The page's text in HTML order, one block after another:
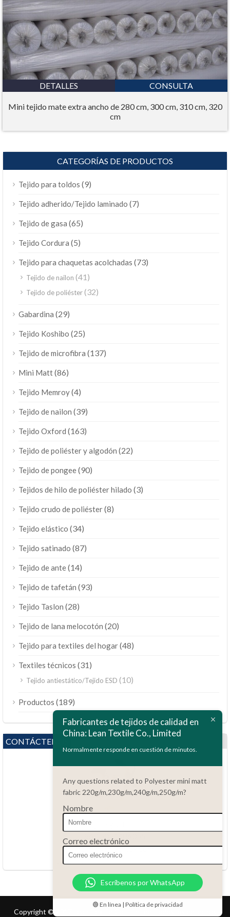
DETALLES CONSULTA
Mini tejido mate extra ancho de 280 cm, 300 cm, 310 cm, 320
cm
CATEGORÍAS DE PRODUCTOS
Tejido para toldos (9)
Tejido adherido/Tejido laminado (7)
Tejido de gasa (65)
Tejido Cordura (5)
Tejido para chaquetas acolchadas (73)
Tejido de nailon (41)
Tejido de poliéster(32)
Gabardina (29)
Tejido Koshibo (25)
Tejido de microfibra (137)
Mini Matt(86)
Tejido Memroy(4)
Tejido de nailon (39)
Tejido Oxford (163)
Tejido de poliéster y algodón (22)
Tejido de pongee(90)
Tejidos de hilo de poliéster hilado (3)
Tejido crudo de poliéster(8)
Tejido elástico (34)
Tejido satinado (87)
Tejido de ante(14)
Tejido de tafetán (93)
Tejido Taslon (28)
Tejido de lana melocotón (20)
Tejido para textiles del hogar(48)
Textiles técnicos (31)
Tejido antiestático/Tejido ESD (10)
Productos (189)
CONTÁCTENOS
86.15051486055
haiming@leantex.com
24 horas al día, 7 días a la semana.
Copyright © 2017 Lean Textile Co., Limited Todos los derechos
Fabricantes de tejidos de calidad en
China: Lean Textile Co., Limited
Normalmente responde en cuestión de minutos.
Any questions related to Polyester mini matt
fabric 220g/m,230g/m,240g/m,250g/m?
Nombre
Correo electrónico
Escríbenos por WhatsApp
🟢 En línea | Política de privacidad
Français
Português do Brasil
Русский
Tiếng Việt
العربية
Bahasa Indonesia
Polski
Bahasa Melayu
ไทย